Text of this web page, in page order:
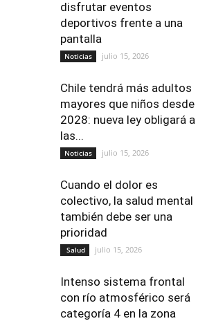
disfrutar eventos
deportivos frente a una
pantalla
Noticias julio 15, 2026
Chile tendrá más adultos
mayores que niños desde
2028: nueva ley obligará a
las...
Noticias julio 15, 2026
Cuando el dolor es
colectivo, la salud mental
también debe ser una
prioridad
Salud julio 15, 2026
Intenso sistema frontal
con río atmosférico será
categoría 4 en la zona